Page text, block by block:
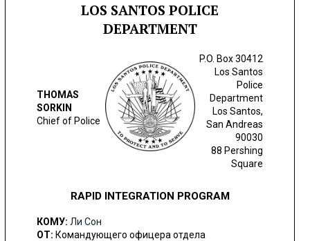
LOS SANTOS POLICE
DEPARTMENT
THOMAS
SORKIN
Chief of Police
P.O. Box 30412
Los Santos
Police
Department
Los Santos,
San Andreas
90030
88 Pershing
Square
RAPID INTEGRATION PROGRAM
КОМУ: Ли Сон
ОТ: Командующего офицера отдела